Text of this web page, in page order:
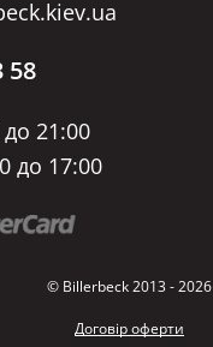
58
21:00
до 17:00
© Billerbeck 2013 - 2026
Договір оферти